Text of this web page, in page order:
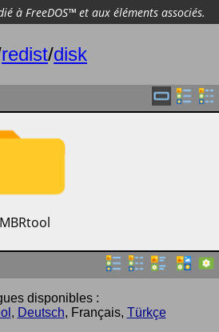
à FreeDOS™ et aux éléments associés.
redist/disk
​MBRtool
disponibles :
, Deutsch, Français, Türkçe